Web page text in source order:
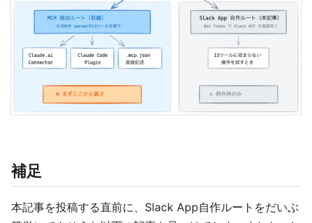
補足
本記事を投稿する直前に、Slack App自作ルートをだいぶ